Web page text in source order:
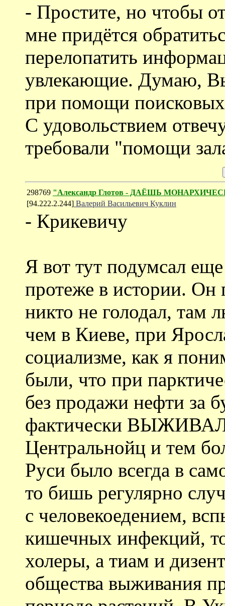
- Простите, но чтобы
мне придётся
перелопатить
увлекающие. Думаю, Вы
при помощи
С удовольствием
требовали "помощи
298769 "Александр Глотов - ДАЁШЬ
[94.222.2.244] Валерий Васильевич Куклин
- Крикевичу
Я вот тут подумсал
протеже в истории. Он
никто не голодал, там
чем в Киеве, при
социализме, как я
были, что при
без продажи нефти за
фактически
Центральнойц и тем
Руси было всегда в
то бишь регулярно
с человекоедением,
кишечных инфекций,
холеры, а тиам и
общества выживания